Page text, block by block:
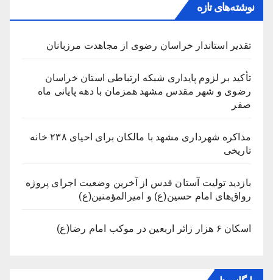
نوشته‌های تازه
تقدیر استاندار خراسان رضوی از مجاهدت مرزبانان
تأکید بر لزوم پایداری شبکه ارتباطی استان خراسان
رضوی و شهر مقدس مشهد همزمان با دهه پایانی ماه
صفر
مذاکره شهرداری مشهد با مالکان برای احیای ۲۳۸ خانه
تاریخی
بازدید تولیت آستان قدس از آخرین وضعیت اجرای پروژه
رواق‌های امام حسین(ع) و امیرالمؤمنین(ع)
اسکان ۶ هزار زائر اربعین در موکب امام رضا(ع)